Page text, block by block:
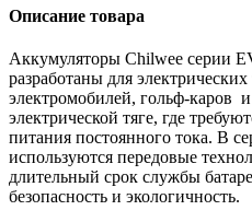
Описание товара
Аккумуляторы Chilwee серии
разработаны для
электромобилей, гольф-каров
электрической тяге, где
питания постоянного тока. В
используются передовые
длительный срок службы
безопасность и экологичность.